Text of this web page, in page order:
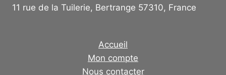
11 rue de la Tuilerie, Bertrange 57310, France
Accueil
Mon compte
Nous contacter